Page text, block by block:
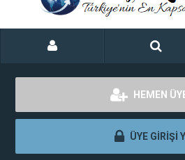
HEMEN
ÜYE GİRİŞİ